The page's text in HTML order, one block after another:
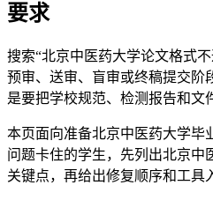
要求
搜索“北京中医药大学论文格式
预审、送审、盲审或终稿提交阶
是要把学校规范、检测报告和文
本页面向准备北京中医药大学毕
问题卡住的学生，先列出北京中
关键点，再给出修复顺序和工具